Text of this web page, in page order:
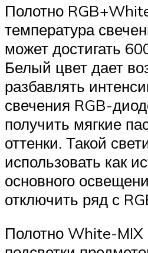
Полотно
температура
может достигать
Белый цвет дает
разбавлять
свечения RGB-
получить мягкие
оттенки. Такой
использовать как
основного
отключить ряд с
Полотно White-MIX